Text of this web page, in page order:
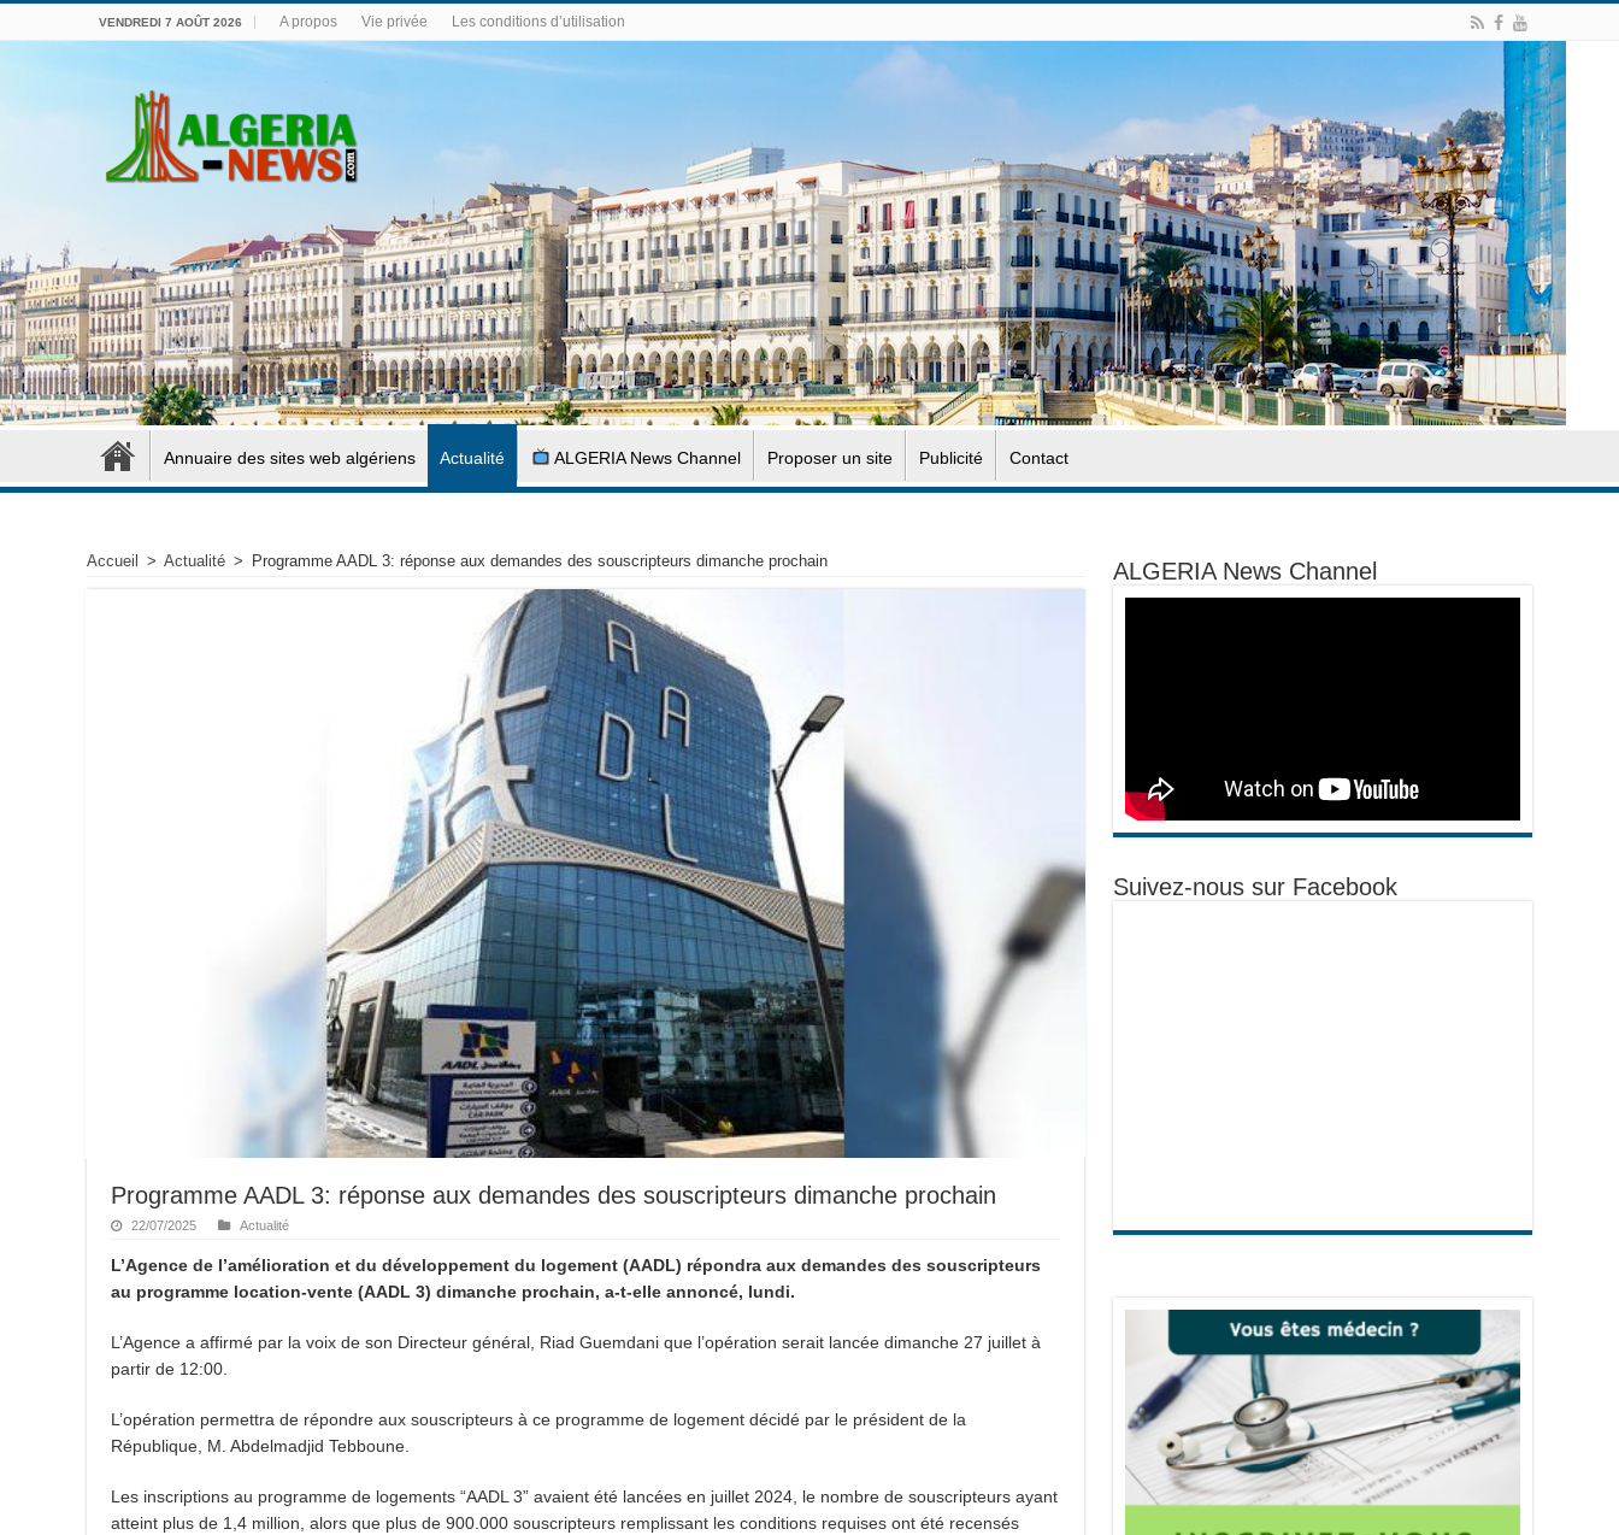
VENDREDI 7 AOÛT 2026 A propos Vie privée Les conditions d’utilisation
Annuaire des sites web algériens Actualité ALGERIA News Channel Proposer un site Publicité Contact
Accueil > Actualité > Programme AADL 3: réponse aux demandes des souscripteurs dimanche prochain
Programme AADL 3: réponse aux demandes des souscripteurs dimanche prochain
22/07/2025 Actualité
L’Agence de l’amélioration et du développement du logement (AADL) répondra aux demandes des souscripteurs
au programme location-vente (AADL 3) dimanche prochain, a-t-elle annoncé, lundi.
L’Agence a affirmé par la voix de son Directeur général, Riad Guemdani que l’opération serait lancée dimanche 27 juillet à
partir de 12:00.
L’opération permettra de répondre aux souscripteurs à ce programme de logement décidé par le président de la
République, M. Abdelmadjid Tebboune.
Les inscriptions au programme de logements “AADL 3” avaient été lancées en juillet 2024, le nombre de souscripteurs ayant
atteint plus de 1,4 million, alors que plus de 900.000 souscripteurs remplissant les conditions requises ont été recensés
ALGERIA News Channel
Suivez-nous sur Facebook